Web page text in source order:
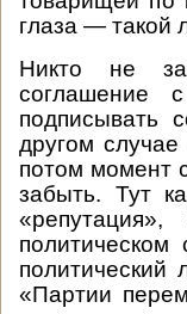
глаза — такой
Никто не
соглашение
подписывать
другом
потом момент
забыть. Тут
политический
«Партии